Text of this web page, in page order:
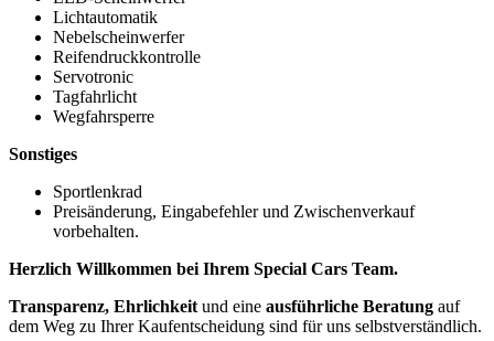
Lichtautomatik
Nebelscheinwerfer
Reifendruckkontrolle
Servotronic
Tagfahrlicht
Wegfahrsperre
Sonstiges
Sportlenkrad
Preisänderung, Eingabefehler und Zwischenverkauf
vorbehalten.
Herzlich Willkommen bei Ihrem Special Cars Team.
Transparenz, Ehrlichkeit und eine ausführliche Beratung auf
dem Weg zu Ihrer Kaufentscheidung sind für uns selbstverständlich.